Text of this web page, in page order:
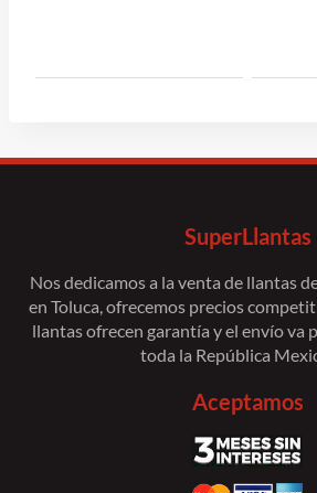
SuperLlantas
Nos dedicamos a la venta de llantas
en Toluca, ofrecemos precios
llantas ofrecen garantía y el envío va
toda la República
Aceptamos